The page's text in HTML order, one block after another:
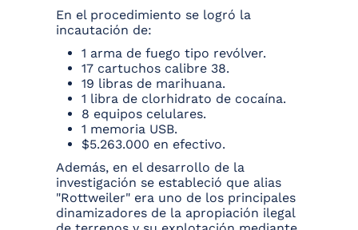
En el procedimiento se logró la
incautación de:
1 arma de fuego tipo revólver.
17 cartuchos calibre 38.
19 libras de marihuana.
1 libra de clorhidrato de cocaína.
8 equipos celulares.
1 memoria USB.
$5.263.000 en efectivo.
Además, en el desarrollo de la
investigación se estableció que alias
"Rottweiler" era uno de los principales
dinamizadores de la apropiación ilegal